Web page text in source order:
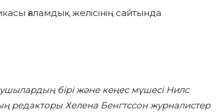
ғаламдық желісінің сайтында
бірі және кеңес мүшесі Нилс
редакторы Хелена Бенгтссон журналистер